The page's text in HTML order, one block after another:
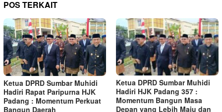
POS TERKAIT
Ketua DPRD Sumbar Muhidi
Hadiri Rapat Paripurna HJK
Padang : Momentum Perkuat
Bangun Daerah
Ketua DPRD Sumbar Muhidi
Hadiri HJK Padang 357 :
Momentum Bangun Masa
Depan yang Lebih Maju dan